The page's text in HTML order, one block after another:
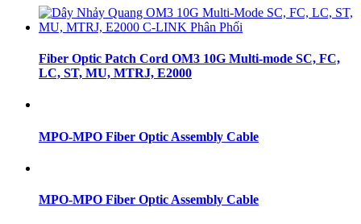
Fiber Optic Patch Cord OM3 10G Multi-mode SC, FC,
LC, ST, MU, MTRJ, E2000
MPO-MPO Fiber Optic Assembly Cable
MPO-MPO Fiber Optic Assembly Cable